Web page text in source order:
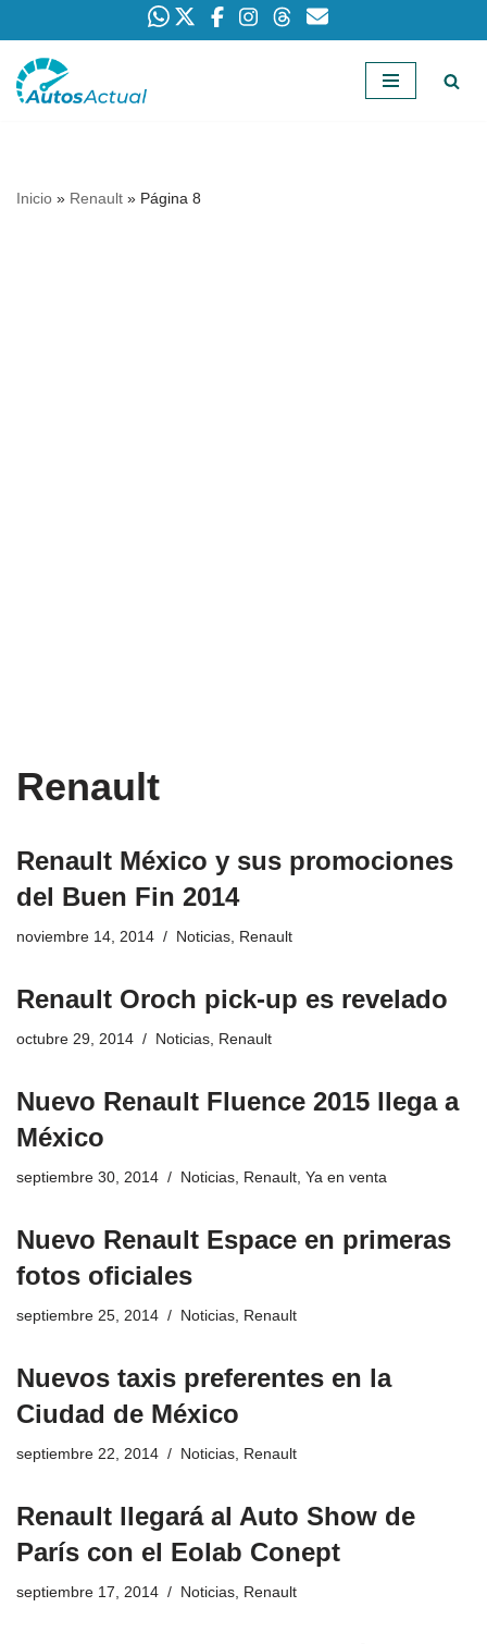
Saltar
Inicio » Renault » Página 8
Renault
Renault México y sus promociones
del Buen Fin 2014
noviembre 14, 2014 Noticias, Renault
Renault Oroch pick-up es revelado
octubre 29, 2014 Noticias, Renault
Nuevo Renault Fluence 2015 llega a
México
septiembre 30, 2014 Noticias, Renault, Ya en venta
Nuevo Renault Espace en primeras
fotos oficiales
septiembre 25, 2014 Noticias, Renault
Nuevos taxis preferentes en la
Ciudad de México
septiembre 22, 2014 Noticias, Renault
Renault llegará al Auto Show de
París con el Eolab Conept
septiembre 17, 2014 Noticias, Renault